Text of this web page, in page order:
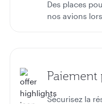
Des places
nos avions
Paiement
Sécurisez la